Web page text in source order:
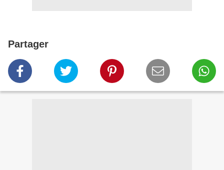
Partager